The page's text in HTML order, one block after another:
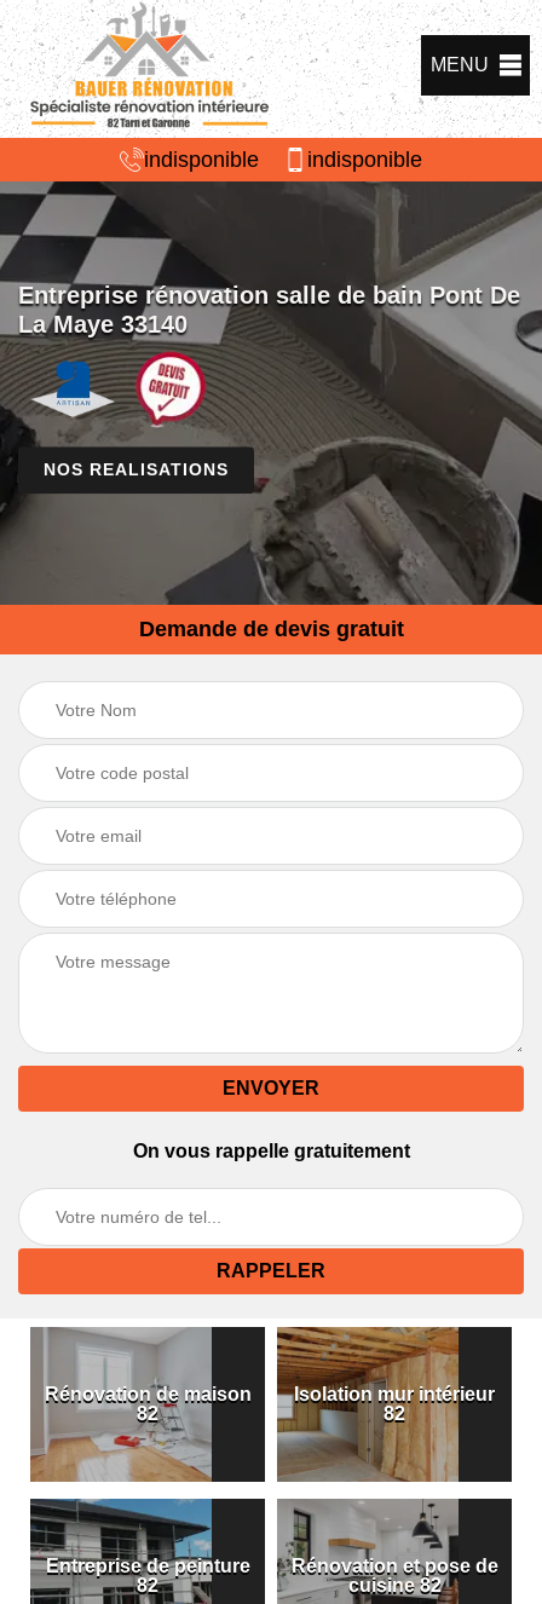
MENU
indisponible indisponible
Entreprise rénovation salle de bain Pont De
La Maye 33140
NOS REALISATIONS
Demande de devis gratuit
On vous rappelle gratuitement
Rénovation de maison
82
Isolation mur intérieur
82
Entreprise de peinture
82
Rénovation et pose de
cuisine 82